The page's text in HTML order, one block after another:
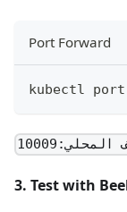
Port Forward
kubectl
3. Test with